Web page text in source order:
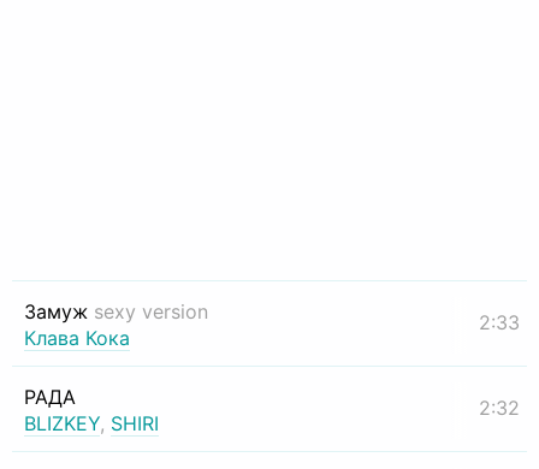
Замуж sexy version
Клава Кока
2:33
РАДА
BLIZKEY, SHIRI
2:32